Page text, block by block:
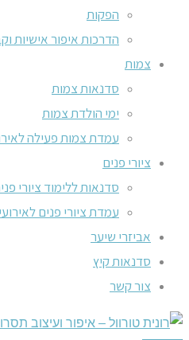
הפקות
הדרכות איפור אישיות
צמות
סדנאות צמות
ימי הולדת צמות
עמדת צמות פעילה
ציורי פנים
סדנאות ללימוד ציורי
עמדת ציורי פנים
אביזרי שיער
סדנאות קיץ
צור קשר